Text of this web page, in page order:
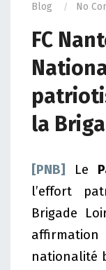
Blog No
FC
la
[PNB] Le
l’effort
Brigade
nationalité